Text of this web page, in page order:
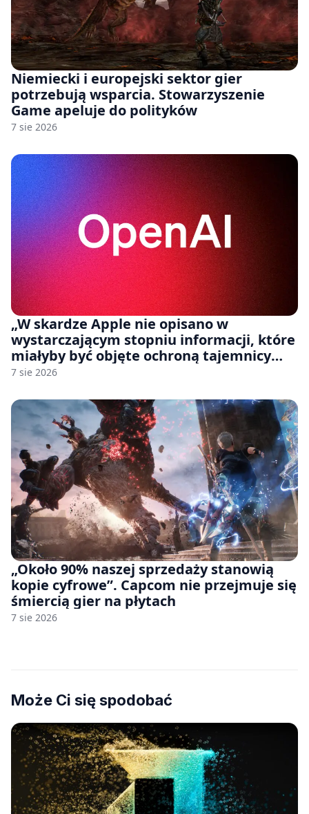
Niemiecki i europejski sektor gier
potrzebują wsparcia. Stowarzyszenie
Game apeluje do polityków
7 sie 2026
„W skardze Apple nie opisano w
wystarczającym stopniu informacji, które
miałyby być objęte ochroną tajemnicy
handlowej”. OpenAI żąda odrzucenia
7 sie 2026
„Około 90% naszej sprzedaży stanowią
kopie cyfrowe”. Capcom nie przejmuje się
śmiercią gier na płytach
7 sie 2026
Może Ci się spodobać